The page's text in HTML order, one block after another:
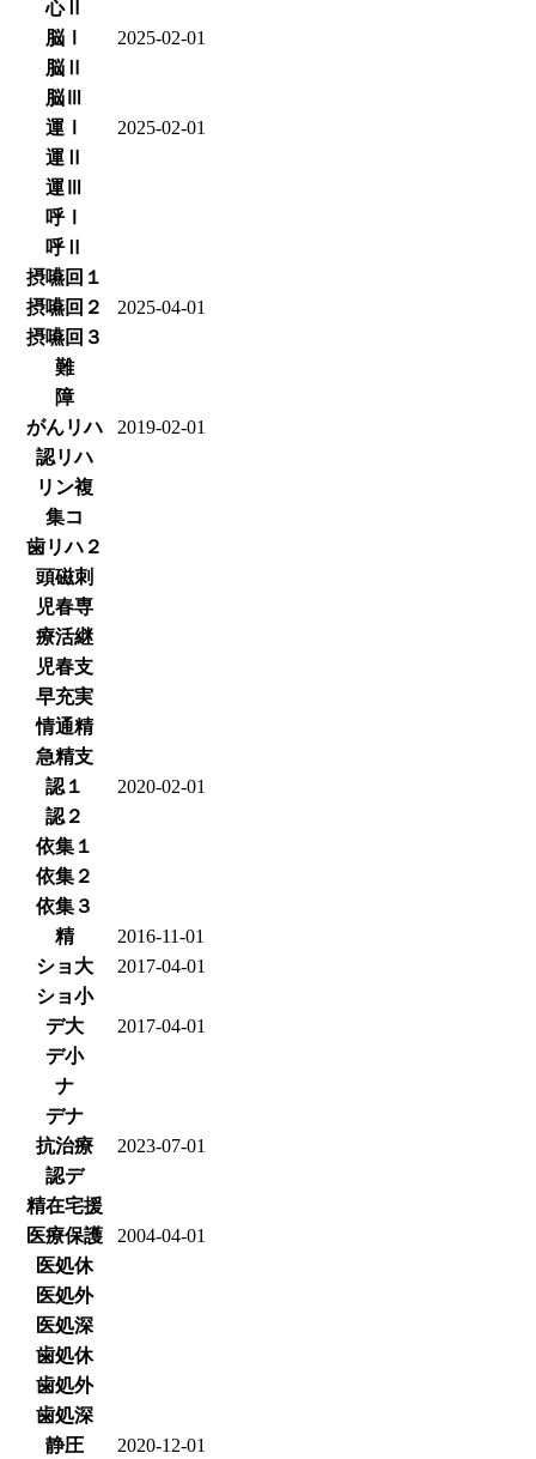
心Ⅱ
脳Ⅰ
2025-02-01
脳Ⅱ
脳Ⅲ
運Ⅰ
2025-02-01
運Ⅱ
運Ⅲ
呼Ⅰ
呼Ⅱ
摂嚥回１
摂嚥回２
2025-04-01
摂嚥回３
難
障
がんリハ
2019-02-01
認リハ
リン複
集コ
歯リハ２
頭磁刺
児春専
療活継
児春支
早充実
情通精
急精支
認１
2020-02-01
認２
依集１
依集２
依集３
精
2016-11-01
ショ大
2017-04-01
ショ小
デ大
2017-04-01
デ小
ナ
デナ
抗治療
2023-07-01
認デ
精在宅援
医療保護
2004-04-01
医処休
医処外
医処深
歯処休
歯処外
歯処深
静圧
2020-12-01